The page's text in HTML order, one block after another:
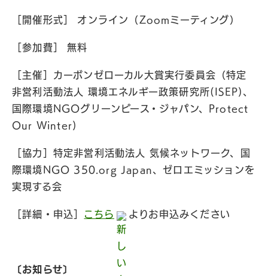
［開催形式］ オンライン（Zoomミーティング）
［参加費］ 無料
［主催］カーボンゼローカル大賞実行委員会（特定
非営利活動法人 環境エネルギー政策研究所(ISEP)、
国際環境NGOグリーンピース・ジャパン、Protect
Our Winter)
［協力］特定非営利活動法人 気候ネットワーク、国
際環境NGO 350.org Japan、ゼロエミッションを
実現する会
［詳細・申込］ こちら よりお申込みください
〔お知らせ〕